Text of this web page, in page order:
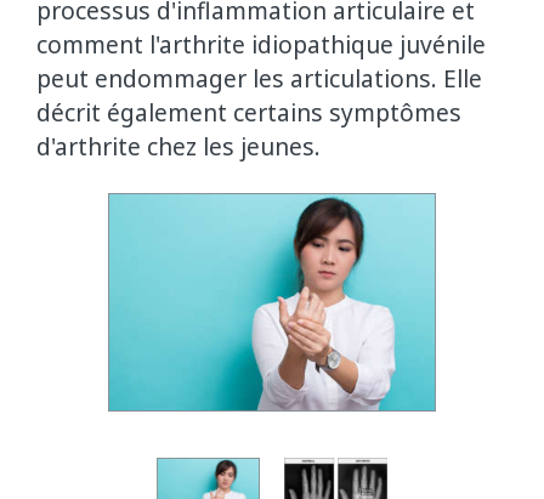
processus d'inflammation articulaire et
comment l'arthrite idiopathique juvénile
peut endommager les articulations. Elle
décrit également certains symptômes
d'arthrite chez les jeunes.